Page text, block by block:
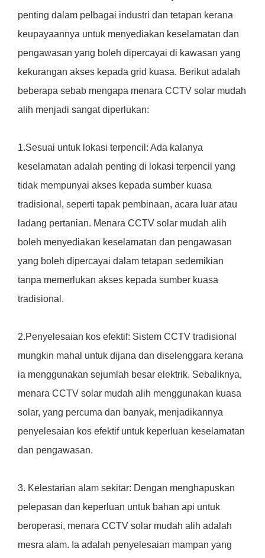
penting dalam pelbagai industri dan tetapan kerana
keupayaannya untuk menyediakan keselamatan dan
pengawasan yang boleh dipercayai di kawasan yang
kekurangan akses kepada grid kuasa. Berikut adalah
beberapa sebab mengapa menara CCTV solar mudah
alih menjadi sangat diperlukan:
1.Sesuai untuk lokasi terpencil: Ada kalanya
keselamatan adalah penting di lokasi terpencil yang
tidak mempunyai akses kepada sumber kuasa
tradisional, seperti tapak pembinaan, acara luar atau
ladang pertanian. Menara CCTV solar mudah alih
boleh menyediakan keselamatan dan pengawasan
yang boleh dipercayai dalam tetapan sedemikian
tanpa memerlukan akses kepada sumber kuasa
tradisional.
2.Penyelesaian kos efektif: Sistem CCTV tradisional
mungkin mahal untuk dijana dan diselenggara kerana
ia menggunakan sejumlah besar elektrik. Sebaliknya,
menara CCTV solar mudah alih menggunakan kuasa
solar, yang percuma dan banyak, menjadikannya
penyelesaian kos efektif untuk keperluan keselamatan
dan pengawasan.
3. Kelestarian alam sekitar: Dengan menghapuskan
pelepasan dan keperluan untuk bahan api untuk
beroperasi, menara CCTV solar mudah alih adalah
mesra alam. Ia adalah penyelesaian mampan yang